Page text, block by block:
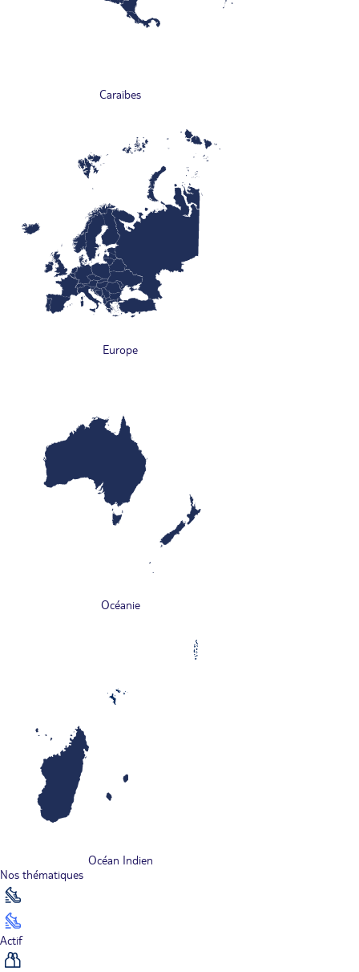
Caraïbes
Europe
Océanie
Océan Indien
Nos thématiques
Actif